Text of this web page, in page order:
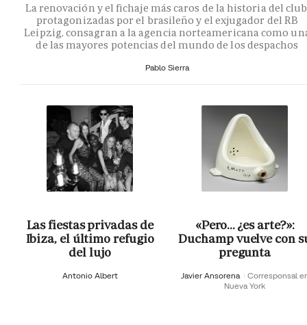
La renovación y el fichaje más caros de la historia del
protagonizadas por el brasileño y el exjugador del RB
Leipzig, consagran a la agencia norteamericana como
de las mayores potencias del mundo de los despachos
Pablo Sierra
Las fiestas privadas de
Ibiza, el último refugio
del lujo
Antonio Albert
«Pero… ¿es arte?»:
Duchamp vuelve con
pregunta
Javier Ansorena
Corresponsal
Nueva York